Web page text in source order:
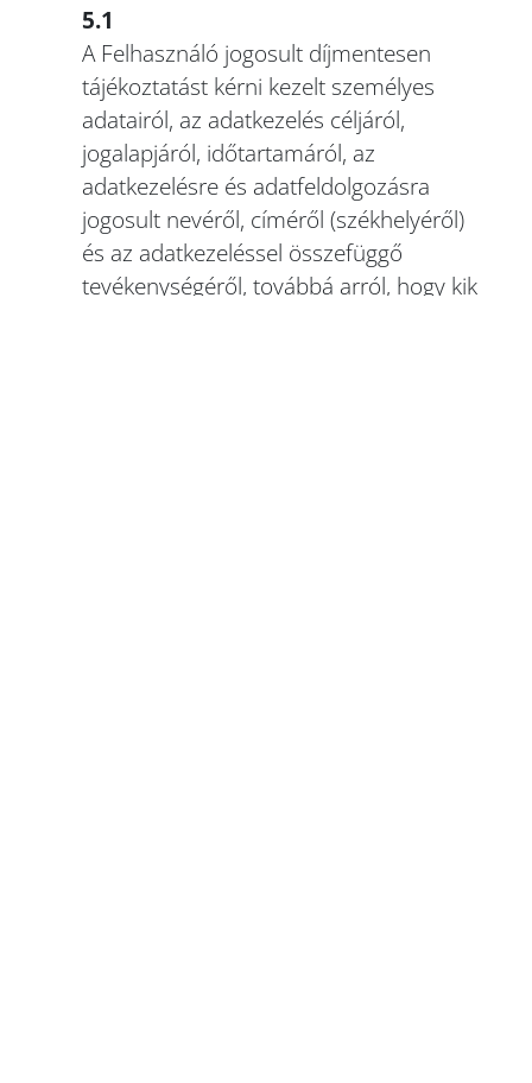
5.1
A Felhasználó jogosult díjmentesen
tájékoztatást kérni kezelt személyes
adatairól, az adatkezelés céljáról,
jogalapjáról, időtartamáról, az
adatkezelésre és adatfeldolgozásra
jogosult nevéről, címéről (székhelyéről)
és az adatkezeléssel összefüggő
tevékenységéről, továbbá arról, hogy kik